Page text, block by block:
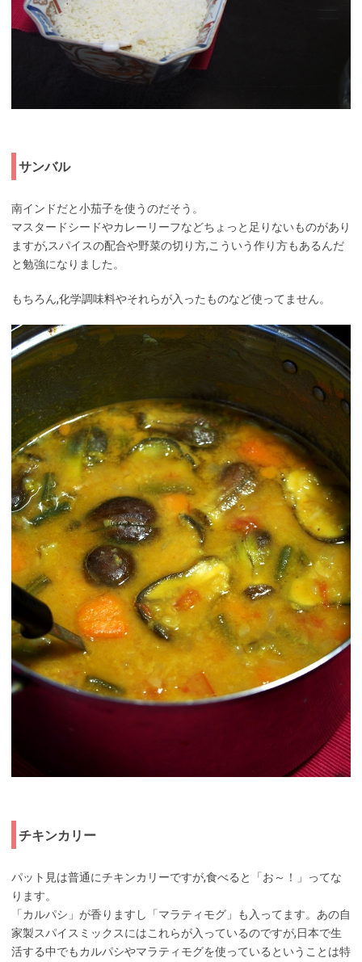
サンバル
南インドだと小茄子を使うのだそう。
マスタードシードやカレーリーフなどちょっと足りないものがあり
ますが,スパイスの配合や野菜の切り方,こういう作り方もあるんだ
と勉強になりました。
もちろん,化学調味料やそれらが入ったものなど使ってません。
チキンカリー
パット見は普通にチキンカリーですが,食べると「お～！」ってな
ります。
「カルパシ」が香りますし「マラティモグ」も入ってます。あの自
家製スパイスミックスにはこれらが入っているのですが,日本で生
活する中でもカルパシやマラティモグを使っているということは特